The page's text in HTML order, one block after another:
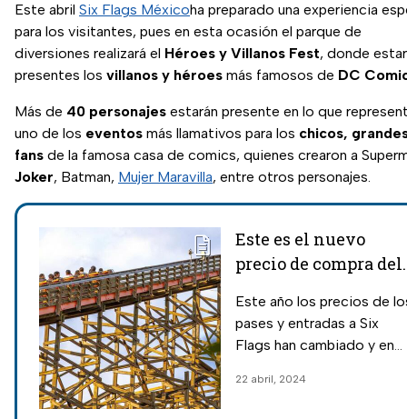
Este abril Six Flags Méxicoha preparado una experiencia
para los visitantes, pues en esta ocasión el parque de
diversiones realizará el Héroes y Villanos Fest, donde
presentes los villanos y héroes más famosos de DC
Más de 40 personajes estarán presente en lo que
uno de los eventos más llamativos para los chicos,
fans de la famosa casa de comics, quienes crearon a
Joker, Batman, Mujer Maravilla, entre otros personajes.
Este es el nuevo
precio de compra del
Six Flags México
Este año los precios de
pases y entradas a Six
Flags han cambiado y en
el costo del Flash Pass
22 abril, 2024